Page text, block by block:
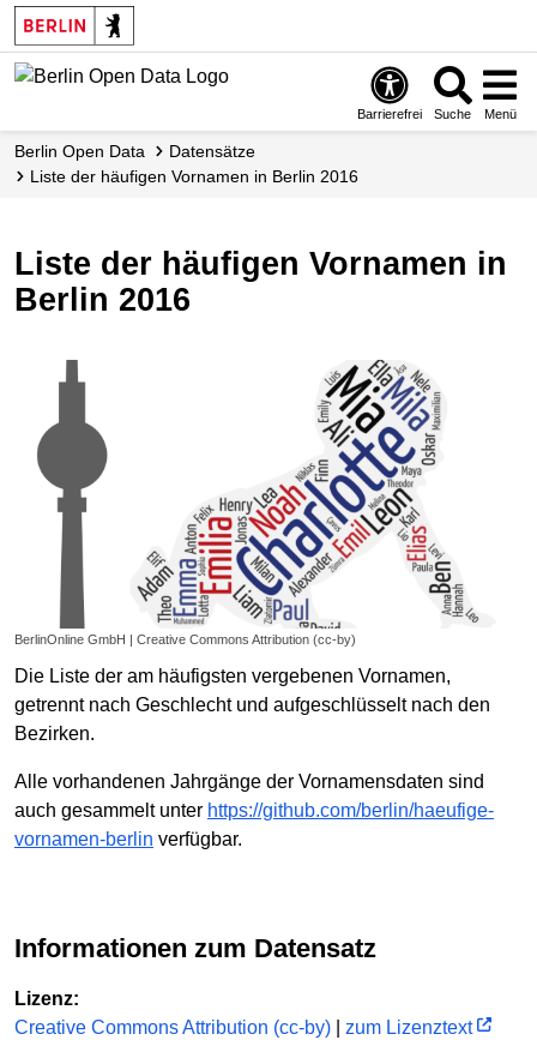
Skip
to
main
Barrierefrei Suche Menü
Berlin Open Data
Datensätze
Liste der häufigen Vornamen in Berlin 2016
Liste der häufigen Vornamen in
Berlin 2016
BerlinOnline GmbH | Creative Commons Attribution (cc-by)
Die Liste der am häufigsten vergebenen Vornamen,
getrennt nach Geschlecht und aufgeschlüsselt nach den
Bezirken.
Alle vorhandenen Jahrgänge der Vornamensdaten sind
auch gesammelt unter https://github.com/berlin/haeufige-
vornamen-berlin verfügbar.
Informationen zum Datensatz
Lizenz:
Creative Commons Attribution (cc-by)
zum Lizenztext